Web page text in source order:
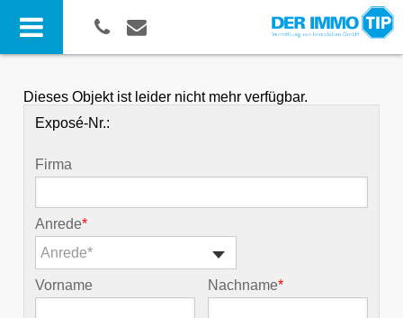
Dieses Objekt ist leider nicht mehr verfügbar.
Exposé-Nr.:
Firma
Anrede*
Anrede*
Vorname Nachname*